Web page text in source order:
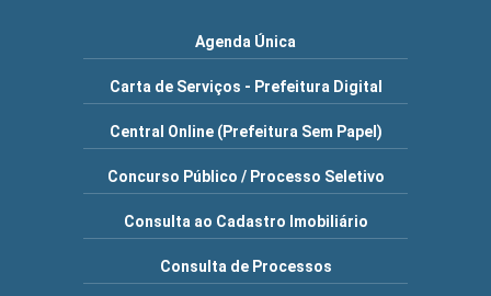
Agenda Única
Carta de Serviços - Prefeitura Digital
Central Online (Prefeitura Sem Papel)
Concurso Público / Processo Seletivo
Consulta ao Cadastro Imobiliário
Consulta de Processos